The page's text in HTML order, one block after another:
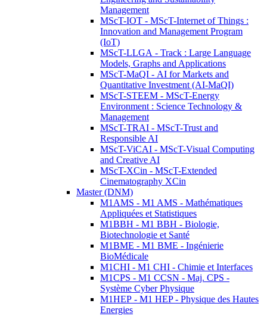
Management
MScT-IOT - MScT-Internet of Things :
Innovation and Management Program
(IoT)
MScT-LLGA - Track : Large Language
Models, Graphs and Applications
MScT-MaQI - AI for Markets and
Quantitative Investment (AI-MaQI)
MScT-STEEM - MScT-Energy
Environment : Science Technology &
Management
MScT-TRAI - MScT-Trust and
Responsible AI
MScT-ViCAI - MScT-Visual Computing
and Creative AI
MScT-XCin - MScT-Extended
Cinematography XCin
Master (DNM)
M1AMS - M1 AMS - Mathématiques
Appliquées et Statistiques
M1BBH - M1 BBH - Biologie,
Biotechnologie et Santé
M1BME - M1 BME - Ingénierie
BioMédicale
M1CHI - M1 CHI - Chimie et Interfaces
M1CPS - M1 CCSN - Maj. CPS -
Système Cyber Physique
M1HEP - M1 HEP - Physique des Hautes
Energies